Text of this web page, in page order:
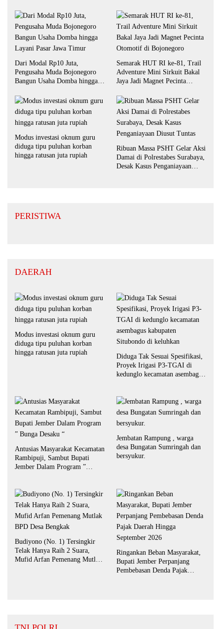
Dari Modal Rp10 Juta,
Pengusaha Muda Bojonegoro
Bangun Usaha Domba hingga
Semarak HUT RI ke-81, Trail
Adventure Mini Sirkuit Bakal
Jaya Jadi Magnet Pecinta
Modus investasi oknum guru
diduga tipu puluhan korban
hingga ratusan juta rupiah
Ribuan Massa PSHT Gelar Aksi
Damai di Polrestabes Surabaya,
Desak Kasus Penganiayaan
PERISTIWA
DAERAH
Modus investasi oknum guru
diduga tipu puluhan korban
hingga ratusan juta rupiah
Diduga Tak Sesuai Spesifikasi,
Proyek Irigasi P3-TGAI di
kedunglo kecamatan asembagus
Antusias Masyarakat Kecamatan
Rambipuji, Sambut Bupati
Jember Dalam Program ”
Jembatan Rampung , warga
desa Bungatan Sumringah dan
bersyukur.
Budiyono (No. 1) Tersingkir
Telak Hanya Raih 2 Suara,
Mufid Arfan Pemenang Mutlak
Ringankan Beban Masyarakat,
Bupati Jember Perpanjang
Pembebasan Denda Pajak